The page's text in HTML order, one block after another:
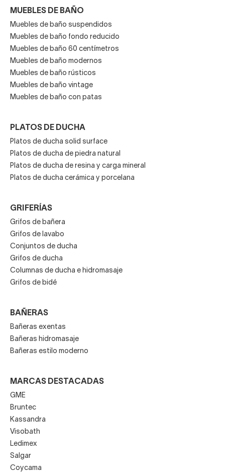
MUEBLES DE BAÑO
Muebles de baño suspendidos
Muebles de baño fondo reducido
Muebles de baño 60 centímetros
Muebles de baño modernos
Muebles de baño rústicos
Muebles de baño vintage
Muebles de baño con patas
PLATOS DE DUCHA
Platos de ducha solid surface
Platos de ducha de piedra natural
Platos de ducha de resina y carga mineral
Platos de ducha cerámica y porcelana
GRIFERÍAS
Grifos de bañera
Grifos de lavabo
Conjuntos de ducha
Grifos de ducha
Columnas de ducha e hidromasaje
Grifos de bidé
BAÑERAS
Bañeras exentas
Bañeras hidromasaje
Bañeras estilo moderno
MARCAS DESTACADAS
GME
Bruntec
Kassandra
Visobath
Ledimex
Salgar
Coycama